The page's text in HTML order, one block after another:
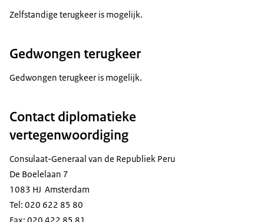
Zelfstandige terugkeer is mogelijk.
Gedwongen terugkeer
Gedwongen terugkeer is mogelijk.
Contact diplomatieke
vertegenwoordiging
Consulaat-Generaal van de Republiek Peru
De Boelelaan 7
1083 HJ Amsterdam
Tel: 020 622 85 80